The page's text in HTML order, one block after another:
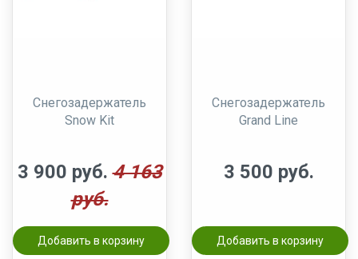
Снегозадержатель
Snow Kit
3 900 руб. 4 163
руб.
Добавить в корзину
Снегозадержатель
Grand Line
3 500 руб.
Добавить в корзину